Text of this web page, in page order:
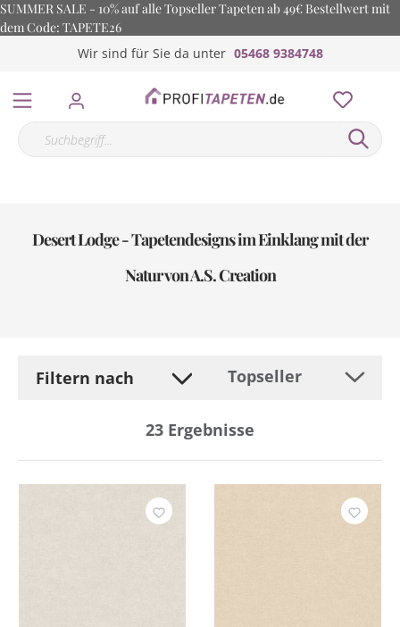
SUMMER SALE - 10% auf alle Topseller Tapeten ab 49€ Bestellwert mit
dem Code: TAPETE26
Wir sind für Sie da unter 05468 9384748
Desert Lodge - Tapetendesigns im Einklang mit der
Natur von A.S. Creation
Filtern nach
23 Ergebnisse